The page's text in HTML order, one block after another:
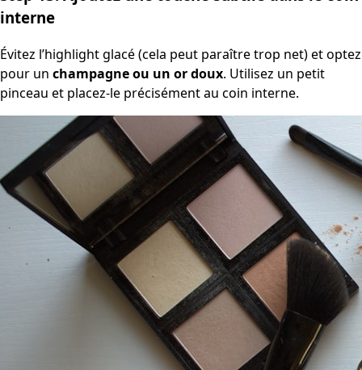
interne
Évitez l’highlight glacé (cela peut paraître trop net) et optez
pour un champagne ou un or doux. Utilisez un petit
pinceau et placez-le précisément au coin interne.